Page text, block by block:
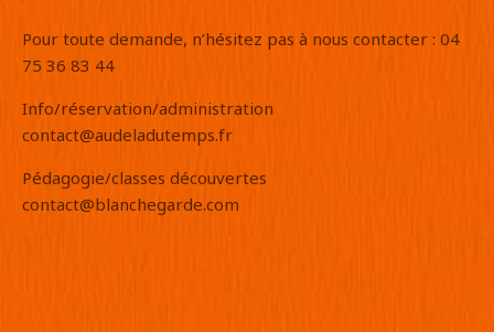
Pour toute demande, n’hésitez pas à nous contacter : 04
75 36 83 44
Info/réservation/administration
contact@audeladutemps.fr
Pédagogie/classes découvertes
contact@blanchegarde.com